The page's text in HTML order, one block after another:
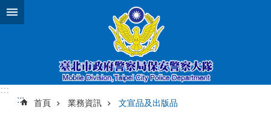
跳到主要內容區塊
:::
:::
首頁 業務資訊 文宣品及出版品